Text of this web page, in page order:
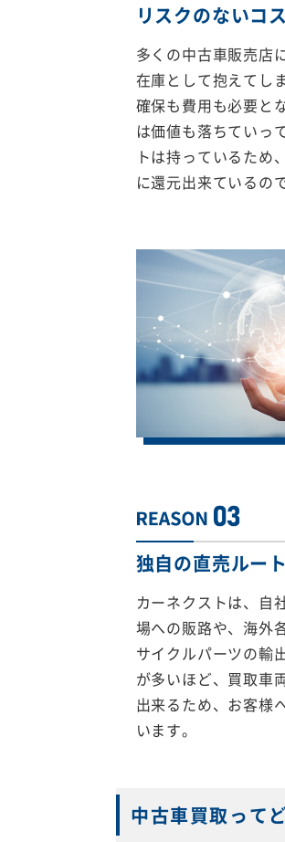
リスクのないコ
多くの中古車販売店
在庫として抱えてし
確保も費用も必要と
は価値も落ちていっ
トは持っているため
に還元出来ているの
独自の直売ルート
カーネクストは、自
場への販路や、海外
サイクルパーツの輸
が多いほど、買取車
出来るため、お客様
います。
中古車買取って